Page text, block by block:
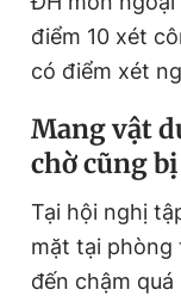
điểm 10 xét
có điểm xét
Mang vật
chờ cũng
Tại hội nghị
mặt tại phòng
đến chậm quá